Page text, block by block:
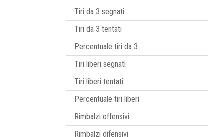
Tiri da 3 segnati
Tiri da 3 tentati
Percentuale tiri da 3
Tiri liberi segnati
Tiri liberi tentati
Percentuale tiri liberi
Rimbalzi offensivi
Rimbalzi difensivi